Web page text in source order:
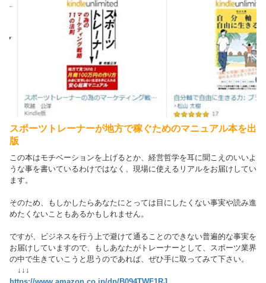
スポーツトレーナーが地方で稼ぐためのマニュアル本を出
版
この本はモチベーションを上げるとか、経営哲学を耳に聞こえのいいよ
うな事を書いているわけではなく、現場に使えるリアルをお届けしてい
ます。
そのため、もしかしたらあなたにとっては目にしたくない事実や読み進
めたくないこともあるかもしれません。
ですが、ビジネスを行う上で避けて通ることのできない普遍的な事実を
お届けしていますので、もしあなたがトレーナーとして、スポーツ業界
の中で生きていこうと思うのであれば、ぜひ手に取ってみて下さい。
↓↓↓